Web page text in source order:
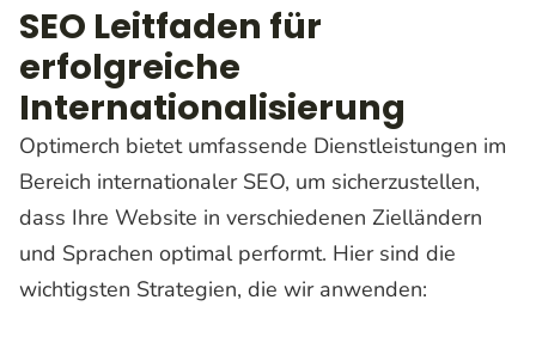
SEO Leitfaden für
erfolgreiche
Internationalisierung
Optimerch bietet umfassende Dienstleistungen im
Bereich internationaler SEO, um sicherzustellen,
dass Ihre Website in verschiedenen Zielländern
und Sprachen optimal performt. Hier sind die
wichtigsten Strategien, die wir anwenden: